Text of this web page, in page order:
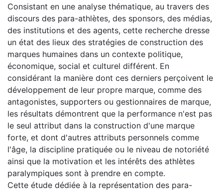
Consistant en une analyse thématique, au travers des
discours des para-athlètes, des sponsors, des médias,
des institutions et des agents, cette recherche dresse
un état des lieux des stratégies de construction des
marques humaines dans un contexte politique,
économique, social et culturel différent. En
considérant la manière dont ces derniers perçoivent le
développement de leur propre marque, comme des
antagonistes, supporters ou gestionnaires de marque,
les résultats démontrent que la performance n'est pas
le seul attribut dans la construction d'une marque
forte, et dont d'autres attributs personnels comme
l'âge, la discipline pratiquée ou le niveau de notoriété
ainsi que la motivation et les intérêts des athlètes
paralympiques sont à prendre en compte.
Cette étude dédiée à la représentation des para-